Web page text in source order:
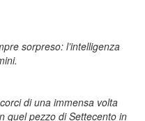
sorpreso: l’intelligenza
di una immensa volta
quel pezzo di Settecento in